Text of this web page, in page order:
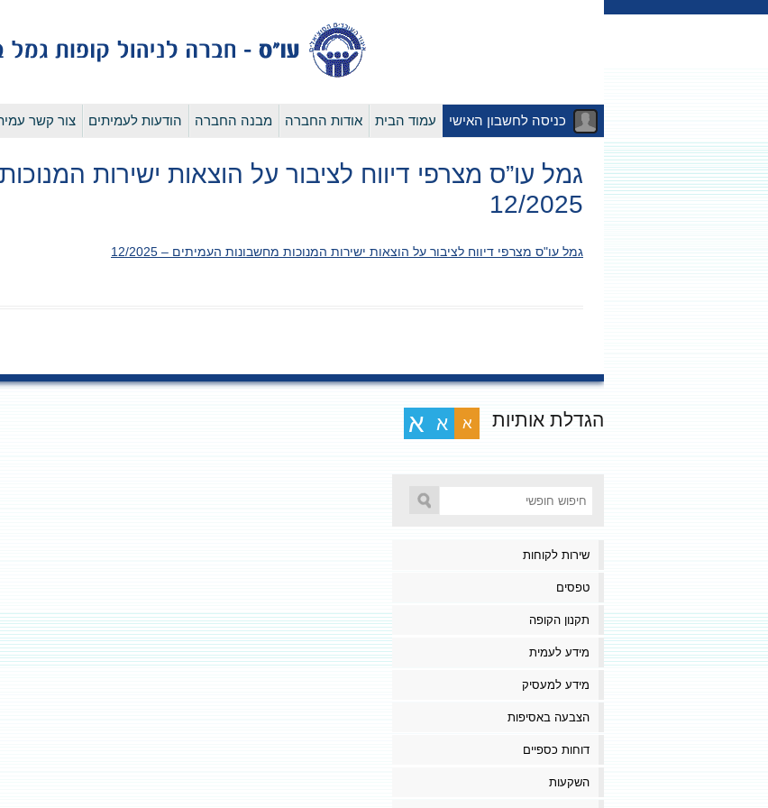
לדלג
כניסה לחשבון האישי עמוד הבית אודות החברה מבנה החברה הודעות לעמיתים צור קשר
גמל עו”ס מצרפי דיווח לציבור על הוצאות ישירות
12/2025
גמל עו"ס מצרפי דיווח לציבור על הוצאות ישירות המנוכות מחשבונות העמיתים – 12/2025
הגדלת אותיות א א א
שירות לקוחות
טפסים
תקנון הקופה
מידע לעמית
מידע למעסיק
הצבעה באסיפות
דוחות כספיים
השקעות